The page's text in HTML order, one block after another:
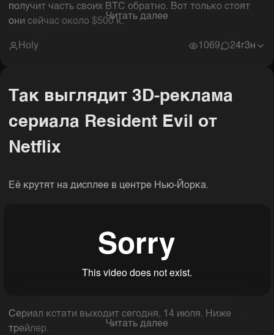
получит часть своих BTC обратно. Вот только стоят
они сейчас около $500 к.Читать далее
Holy 1069 24г3н
Так выглядит 3D-реклама
сериала Resident Evil от
Netflix
Её крутят на дисплее в центре Нью-Йорка.
Сериал кстати выходит сегодня, 14 июля. Ниже
трейлер.
Читать далее